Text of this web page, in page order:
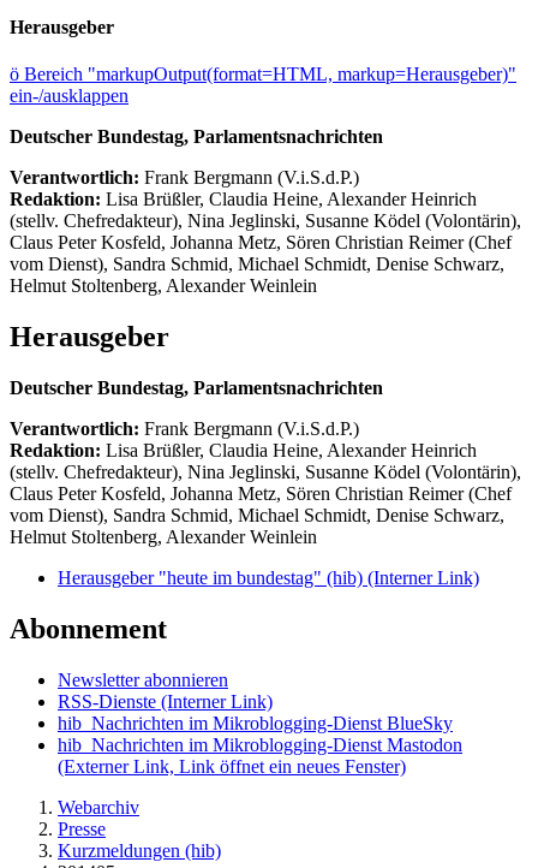
Herausgeber
ö Bereich "markupOutput(format=HTML, markup=Herausgeber)"
ein-/ausklappen
Deutscher Bundestag, Parlamentsnachrichten
Verantwortlich: Frank Bergmann (V.i.S.d.P.)
Redaktion: Lisa Brüßler, Claudia Heine, Alexander Heinrich
(stellv. Chefredakteur), Nina Jeglinski, Susanne Ködel (Volontärin),
Claus Peter Kosfeld, Johanna Metz, Sören Christian Reimer (Chef
vom Dienst), Sandra Schmid, Michael Schmidt, Denise Schwarz,
Helmut Stoltenberg, Alexander Weinlein
Herausgeber
Deutscher Bundestag, Parlamentsnachrichten
Verantwortlich: Frank Bergmann (V.i.S.d.P.)
Redaktion: Lisa Brüßler, Claudia Heine, Alexander Heinrich
(stellv. Chefredakteur), Nina Jeglinski, Susanne Ködel (Volontärin),
Claus Peter Kosfeld, Johanna Metz, Sören Christian Reimer (Chef
vom Dienst), Sandra Schmid, Michael Schmidt, Denise Schwarz,
Helmut Stoltenberg, Alexander Weinlein
Herausgeber "heute im bundestag" (hib) (Interner Link)
Abonnement
Newsletter abonnieren
RSS-Dienste (Interner Link)
hib_Nachrichten im Mikroblogging-Dienst BlueSky
hib_Nachrichten im Mikroblogging-Dienst Mastodon
(Externer Link, Link öffnet ein neues Fenster)
Webarchiv
Presse
Kurzmeldungen (hib)